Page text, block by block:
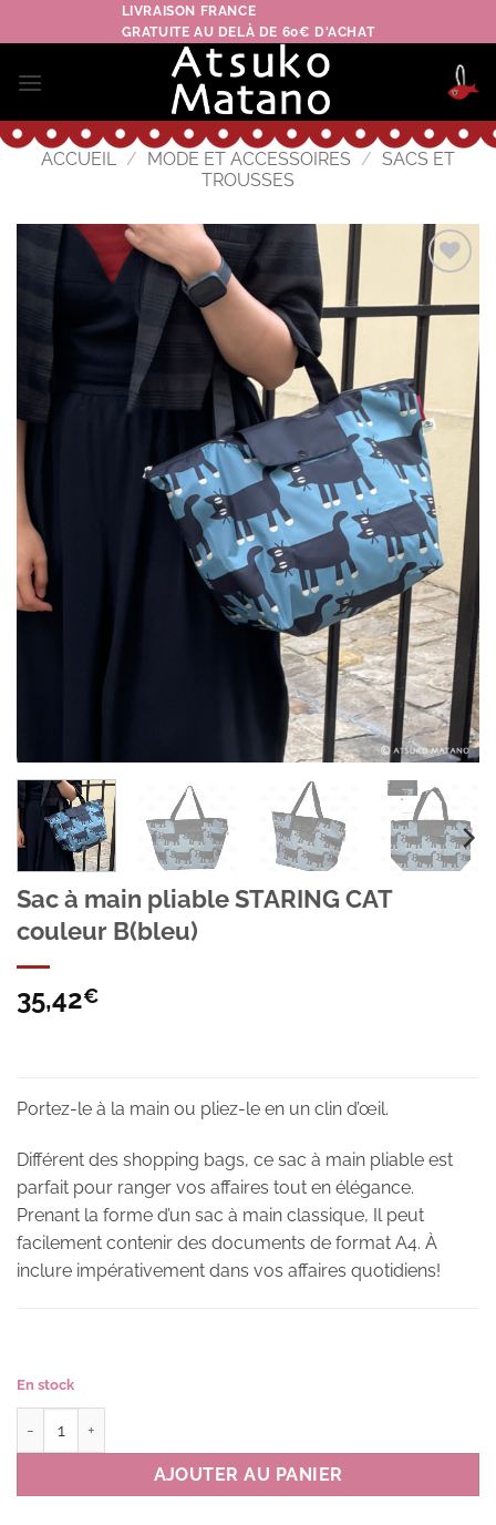
au
LIVRAISON FRANCE
GRATUITE AU DELÀ DE 60€ D'ACHAT
ACCUEIL / MODE ET ACCESSOIRES / SACS ET
TROUSSES
Ajouter
à la
wishlist
Sac à main pliable STARING CAT
couleur B(bleu)
35,42€
Portez-le à la main ou pliez-le en un clin d’œil.
Différent des shopping bags, ce sac à main pliable est
parfait pour ranger vos affaires tout en élégance.
Prenant la forme d’un sac à main classique, Il peut
facilement contenir des documents de format A4. À
inclure impérativement dans vos affaires quotidiens!
En stock
AJOUTER AU PANIER